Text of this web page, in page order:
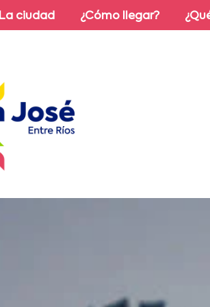
La ciudad ¿Cómo llegar?